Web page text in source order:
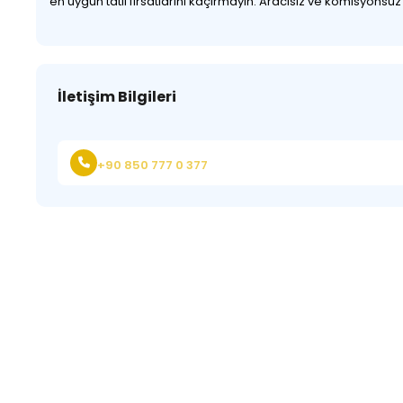
İletişim Bilgileri
+90 850 777 0 377